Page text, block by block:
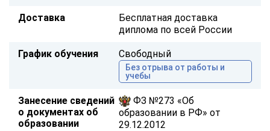
Доставка
Бесплатная доставка
диплома по всей России
График обучения Свободный
Без отрыва от работы и
учебы
Занесение сведений
о документах об
образовании
ФЗ №273 «Об
образовании в РФ» от
29.12.2012